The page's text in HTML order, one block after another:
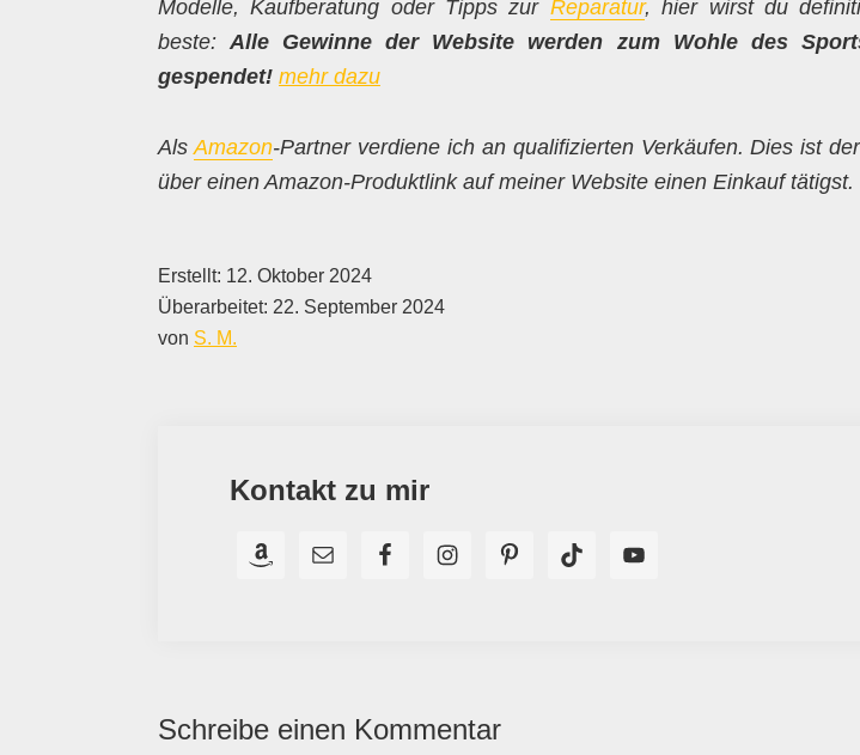
Modelle, Kaufberatung oder Tipps zur Reparatur, hier wirst du
beste:Alle Gewinne der Website werden zum Wohle des
gespendet! mehr dazu
Als Amazon-Partner verdiene ich an qualifizierten Verkäufen. Dies ist
über einen Amazon-Produktlink auf meiner Website einen Einkauf tätigst.
Erstellt: 12. Oktober 2024
Überarbeitet: 22. September 2024
von S. M.
Kontakt zu mir
Leser-
Schreibe einen Kommentar